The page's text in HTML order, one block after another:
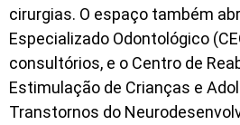
cirurgias. O espaço também
Especializado Odontológico
consultórios, e o Centro de
Estimulação de Crianças e
Transtornos do